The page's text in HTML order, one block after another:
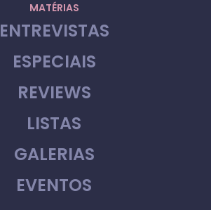
MATÉRIAS
ENTREVISTAS
ESPECIAIS
REVIEWS
LISTAS
GALERIAS
EVENTOS